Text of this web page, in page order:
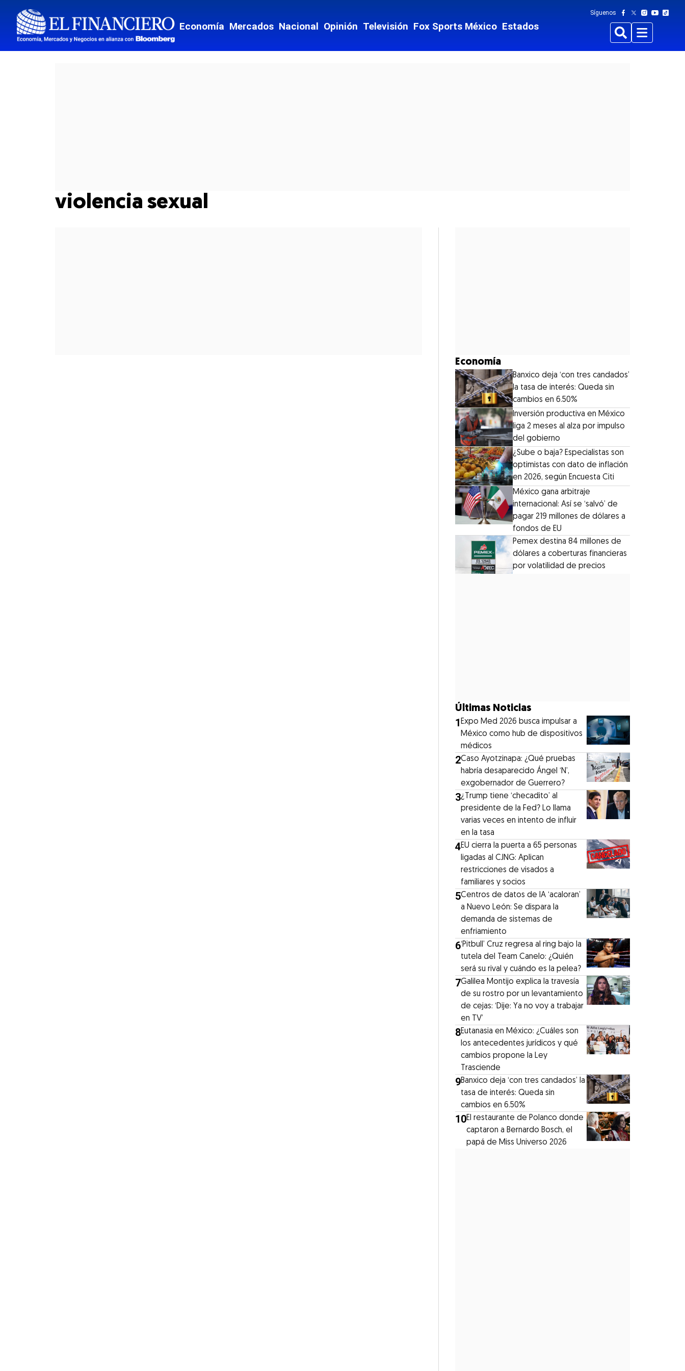
Economía Mercados Nacional Opinión Televisión Fox Sports México Estados
Síguenos
BuscarMenu
violencia sexual
Economía
Banxico deja ‘con tres candados’
la tasa de interés: Queda sin
cambios en 6.50%
Inversión productiva en México
liga 2 meses al alza por impulso
del gobierno
¿Sube o baja? Especialistas son
optimistas con dato de inflación
en 2026, según Encuesta Citi
México gana arbitraje
internacional: Así se ‘salvó’ de
pagar 219 millones de dólares a
fondos de EU
Pemex destina 84 millones de
dólares a coberturas financieras
por volatilidad de precios
Últimas Noticias
1Expo Med 2026 busca impulsar a
México como hub de dispositivos
médicos
2Caso Ayotzinapa: ¿Qué pruebas
habría desaparecido Ángel ‘N’,
exgobernador de Guerrero?
3¿Trump tiene ‘checadito’ al
presidente de la Fed? Lo llama
varias veces en intento de influir
en la tasa
4EU cierra la puerta a 65 personas
ligadas al CJNG: Aplican
restricciones de visados a
familiares y socios
5Centros de datos de IA ‘acaloran’
a Nuevo León: Se dispara la
demanda de sistemas de
enfriamiento
6‘Pitbull’ Cruz regresa al ring bajo la
tutela del Team Canelo: ¿Quién
será su rival y cuándo es la pelea?
7Galilea Montijo explica la travesía
de su rostro por un levantamiento
de cejas: ‘Dije: Ya no voy a trabajar
en TV’
8Eutanasia en México: ¿Cuáles son
los antecedentes jurídicos y qué
cambios propone la Ley
Trasciende
9Banxico deja ‘con tres candados’ la
tasa de interés: Queda sin
cambios en 6.50%
10El restaurante de Polanco donde
captaron a Bernardo Bosch, el
papá de Miss Universo 2026